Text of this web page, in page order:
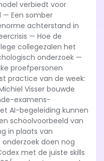
verbiedt voor
— Een somber
achterstand in
— Hoe de
collegezalen het
onderzoek —
proefpersonen
practice van de week:
Visser bouwde
examens-
AI-begeleiding kunnen
schoolvoorbeeld van
in plaats van
doen nog
met de juiste skills